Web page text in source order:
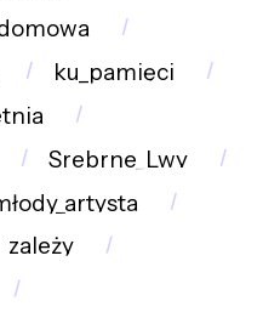
ku_pamięci
Srebrne_Lwy
zależy